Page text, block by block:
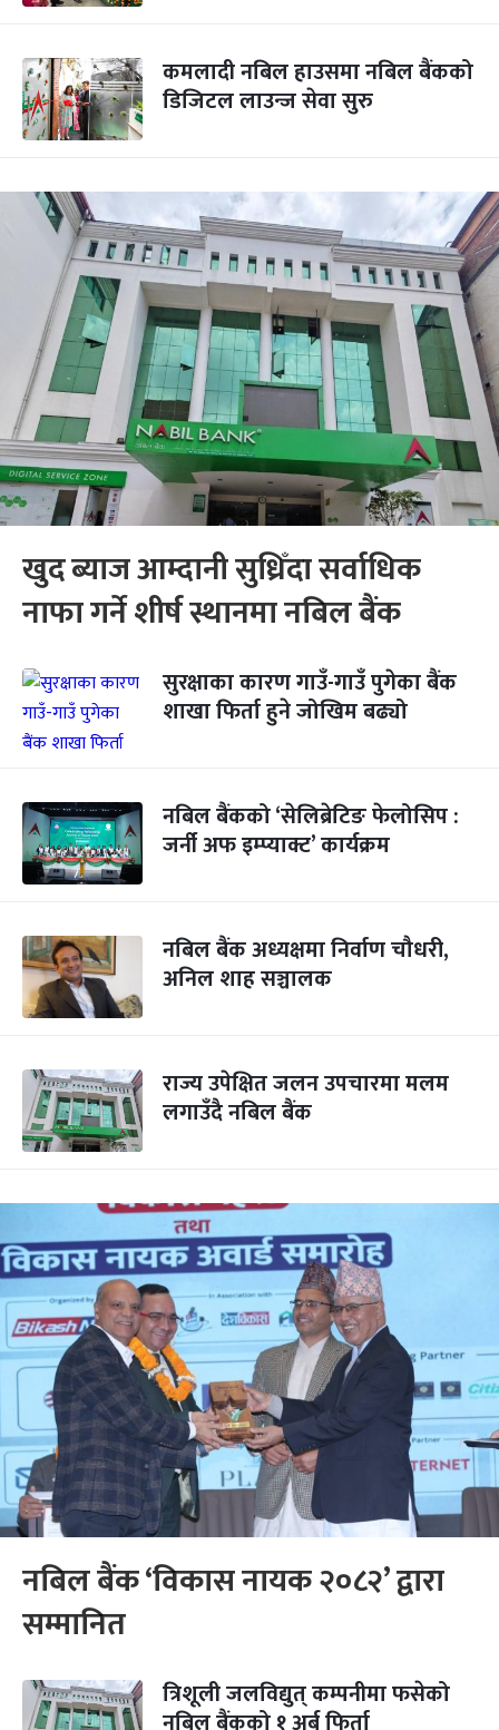
कमलादी नबिल हाउसमा नबिल बैंकको
डिजिटल लाउन्ज सेवा सुरु
खुद ब्याज आम्दानी सुध्रिँदा सर्वाधिक
नाफा गर्ने शीर्ष स्थानमा नबिल बैंक
सुरक्षाका कारण गाउँ-गाउँ पुगेका बैंक
शाखा फिर्ता हुने जोखिम बढ्यो
नबिल बैंकको ‘सेलिब्रेटिङ फेलोसिप :
जर्नी अफ इम्प्याक्ट’ कार्यक्रम
नबिल बैंक अध्यक्षमा निर्वाण चौधरी,
अनिल शाह सञ्चालक
राज्य उपेक्षित जलन उपचारमा मलम
लगाउँदै नबिल बैंक
नबिल बैंक ‘विकास नायक २०८२’ द्वारा
सम्मानित
त्रिशूली जलविद्युत् कम्पनीमा फसेको